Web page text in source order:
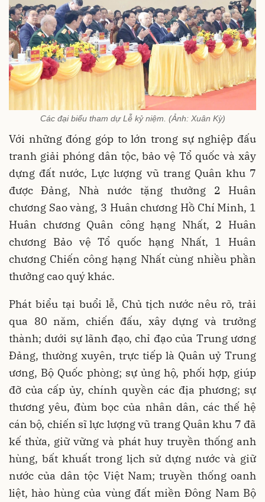
Các đại biểu tham dự Lễ kỷ niệm. (Ảnh: Xuân Kỳ)
Với những đóng góp to lớn trong sự nghiệp đấu
tranh giải phóng dân tộc, bảo vệ Tổ quốc và xây
dựng đất nước, Lực lượng vũ trang Quân khu 7
được Đảng, Nhà nước tặng thưởng 2 Huân
chương Sao vàng, 3 Huân chương Hồ Chí Minh, 1
Huân chương Quân công hạng Nhất, 2 Huân
chương Bảo vệ Tổ quốc hạng Nhất, 1 Huân
chương Chiến công hạng Nhất cùng nhiều phần
thưởng cao quý khác.
Phát biểu tại buổi lễ, Chủ tịch nước nêu rõ, trải
qua 80 năm, chiến đấu, xây dựng và trưởng
thành; dưới sự lãnh đạo, chỉ đạo của Trung ương
Đảng, thường xuyên, trực tiếp là Quân uỷ Trung
ương, Bộ Quốc phòng; sự ủng hộ, phối hợp, giúp
đỡ của cấp ủy, chính quyền các địa phương; sự
thương yêu, đùm bọc của nhân dân, các thế hệ
cán bộ, chiến sĩ lực lượng vũ trang Quân khu 7 đã
kế thừa, giữ vững và phát huy truyền thống anh
hùng, bất khuất trong lịch sử dựng nước và giữ
nước của dân tộc Việt Nam; truyền thống oanh
liệt, hào hùng của vùng đất miền Đông Nam Bộ